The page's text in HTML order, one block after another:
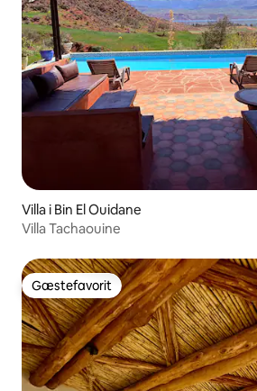
Villa i Bin El Ouidane
Villa Tachaouine
Gæstefavorit
Gæstefavorit